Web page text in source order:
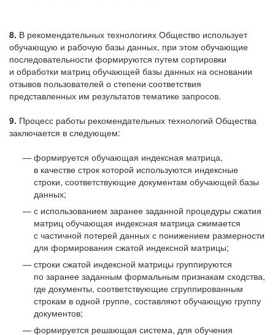
8. В рекомендательных технологиях Общество использует
обучающую и рабочую базы данных, при этом обучающие
последовательности формируются путем сортировки
и обработки матриц обучающей базы данных на основании
отзывов пользователей о степени соответствия
представленных им результатов тематике запросов.
9. Процесс работы рекомендательных технологий Общества
заключается в следующем:
формируется обучающая индексная матрица,
в качестве строк которой используются индексные
строки, соответствующие документам обучающей базы
данных;
с использованием заранее заданной процедуры сжатия
матриц обучающая индексная матрица сжимается
с частичной потерей данных с понижением размерности
для формирования сжатой индексной матрицы;
строки сжатой индексной матрицы группируются
по заранее заданным формальным признакам сходства,
где документы, соответствующие сгруппированным
строкам в одной группе, составляют обучающую группу
документов;
формируется решающая система, для обучения